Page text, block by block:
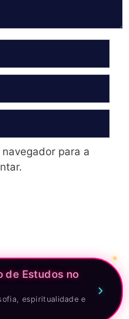
para a
de Estudos no
espiritualidade e